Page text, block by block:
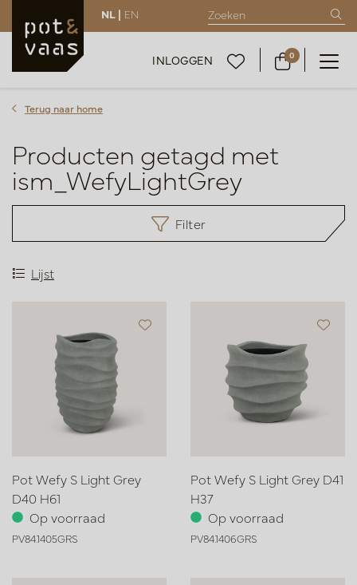
NL | EN
INLOGGEN 0
Terug naar home
Producten getagd met
ism_WefyLightGrey
Filter
Lijst
Pot Wefy S Light Grey
D40 H61
Op voorraad
PV84.1405GRS
Pot Wefy S Light Grey D41
H37
Op voorraad
PV84.1406GRS